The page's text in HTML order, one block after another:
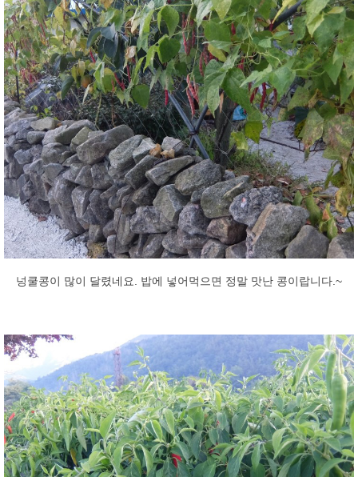
넝쿨콩이 많이 달렸네요. 밥에 넣어먹으면 정말 맛난 콩이랍니다.~